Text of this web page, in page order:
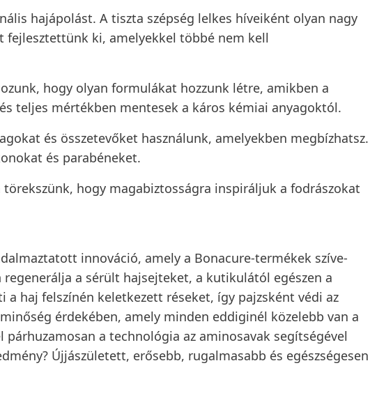
hajápolást. A tiszta szépség lelkes híveiként olyan nagy
ki, amelyekkel többé nem kell
hogy olyan formulákat hozzunk létre, amikben a
teljes mértékben mentesek a káros kémiai anyagoktól.
és összetevőket használunk, amelyekben megbízhatsz.
és parabéneket.
hogy magabiztosságra inspiráljuk a fodrászokat
innováció, amely a Bonacure-termékek szíve-
a sérült hajsejteket, a kutikulától egészen a
haj felszínén keletkezett réseket, így pajzsként védi az
érdekében, amely minden eddiginél közelebb van a
párhuzamosan a technológia az aminosavak segítségével
Újjászületett, erősebb, rugalmasabb és egészségesen